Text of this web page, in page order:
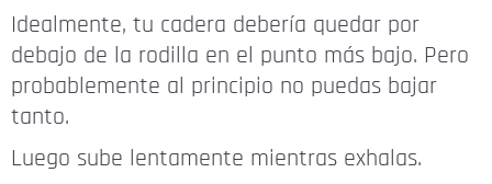
Idealmente, tu cadera debería quedar por
debajo de la rodilla en el punto más bajo. Pero
probablemente al principio no puedas bajar
tanto.
Luego sube lentamente mientras exhalas.